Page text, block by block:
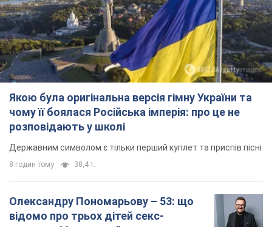
розповідають у школі
Державним символом є тільки перший куплет та приспів пісні
8 годин тому 38,4 т.
Олександру Пономарьову – 53: що
відомо про трьох дітей секс-
символа 90-х та який вигляд вони
мають
За розвитком кар'єри артист не забував про
У ПриватБанку розповіли, чи дійсні
долари 1996 року: чи приймають
обмінники та банки такі купюри